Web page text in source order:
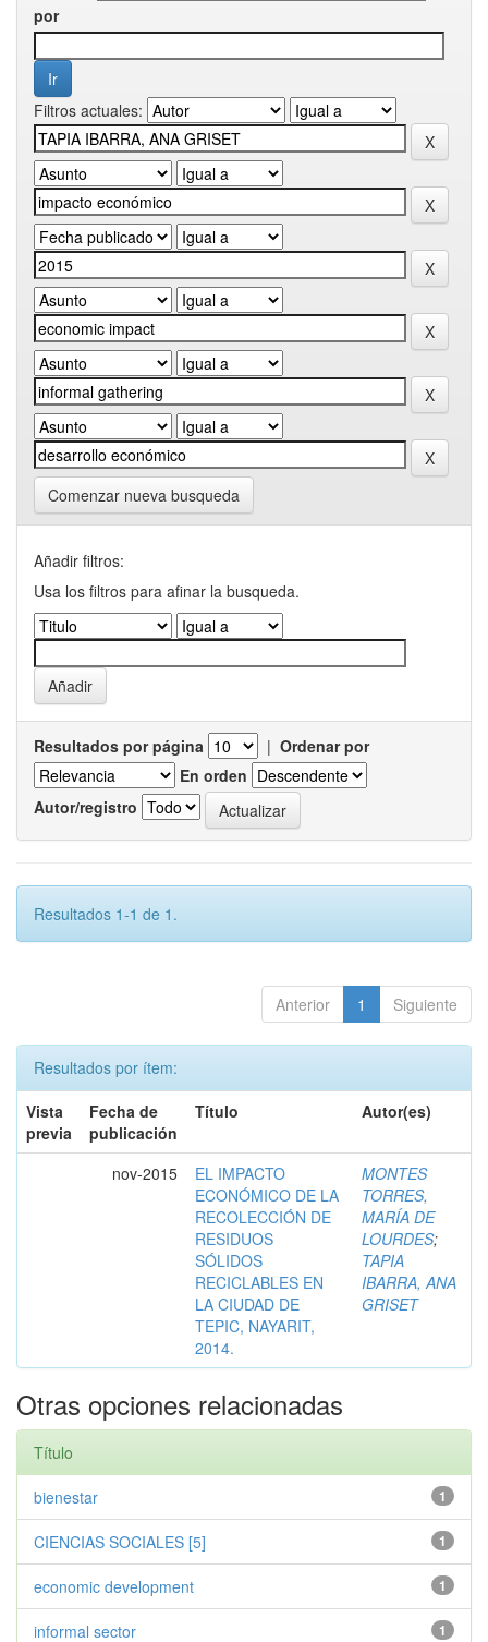
por
Filtros actuales:
Comenzar nueva busqueda
Añadir filtros:
Usa los filtros para afinar la busqueda.
Resultados por página | Ordenar por
En orden
Autor/registro
Resultados 1-1 de 1.
Anterior 1 Siguiente
Resultados por ítem:
Vista
previa
Fecha de
publicación
Título Autor(es)
nov-2015
EL IMPACTO
ECONÓMICO DE LA
RECOLECCIÓN DE
RESIDUOS
SÓLIDOS
RECICLABLES EN
LA CIUDAD DE
TEPIC, NAYARIT,
2014.
MONTES
TORRES,
MARÍA DE
LOURDES;
TAPIA
IBARRA, ANA
GRISET
Otras opciones relacionadas
Título
1
bienestar
1
CIENCIAS SOCIALES [5]
1
economic development
1
informal sector